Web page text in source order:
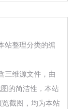
站整理分类的编
三维源文件，由
的简洁性，本站
截图，均为本站